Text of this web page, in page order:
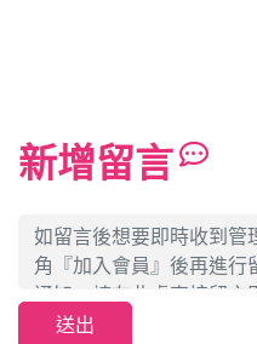
新增留言
送出